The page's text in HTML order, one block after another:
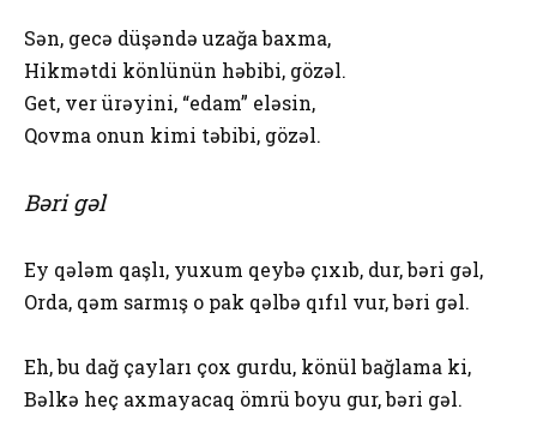
Sən, gecə düşəndə uzağa baxma,
Hikmətdi könlünün həbibi, gözəl.
Get, ver ürəyini, “edam” eləsin,
Qovma onun kimi təbibi, gözəl.
Bəri gəl
Ey qələm qaşlı, yuxum qeybə çıxıb, dur, bəri gəl,
Orda, qəm sarmış o pak qəlbə qıfıl vur, bəri gəl.
Eh, bu dağ çayları çox gurdu, könül bağlama ki,
Bəlkə heç axmayacaq ömrü boyu gur, bəri gəl.